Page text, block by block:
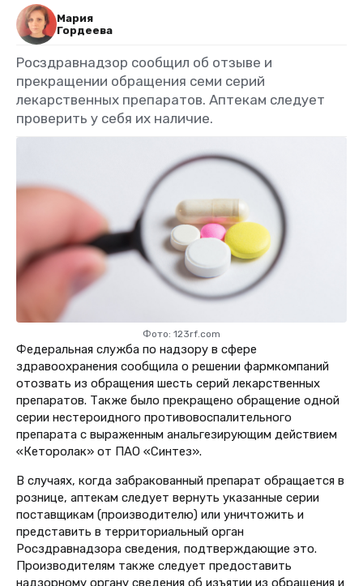
Мария
Гордеева
Росздравнадзор сообщил об отзыве и
прекращении обращения семи серий
лекарственных препаратов. Аптекам следует
проверить у себя их наличие.
Фото: 123rf.com
Федеральная служба по надзору в сфере
здравоохранения сообщила о решении фармкомпаний
отозвать из обращения шесть серий лекарственных
препаратов. Также было прекращено обращение одной
серии нестероидного противовоспалительного
препарата с выраженным анальгезирующим действием
«Кеторолак» от ПАО «Синтез».
В случаях, когда забракованный препарат обращается в
рознице, аптекам следует вернуть указанные серии
поставщикам (производителю) или уничтожить и
представить в территориальный орган
Росздравнадзора сведения, подтверждающие это.
Производителям также следует предоставить
надзорному органу сведения об изъятии из обращения и